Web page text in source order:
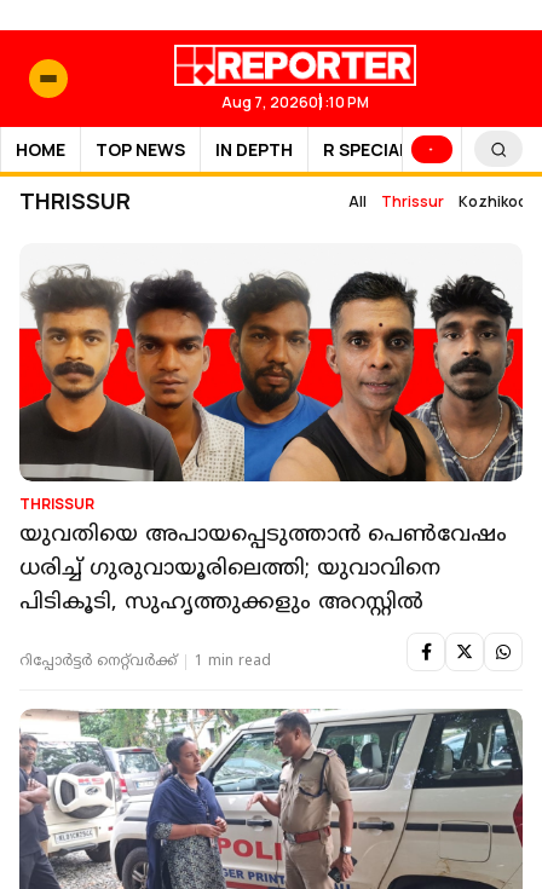
Aug 7, 202601:10 PM
HOME TOP NEWS IN DEPTH R SPECIAL SPORTS
THRISSUR All Thrissur Kozhikode
THRISSUR
യുവതിയെ അപായപ്പെടുത്താന്‍ പെണ്‍വേഷം
ധരിച്ച് ഗുരുവായൂരിലെത്തി; യുവാവിനെ
പിടികൂടി, സുഹൃത്തുക്കളും അറസ്റ്റില്‍
റിപ്പോർട്ടർ നെറ്റ്‌വര്‍ക്ക്‌ 1 min read